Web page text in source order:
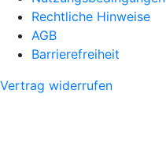
Rechtliche Hinweise
AGB
Barrierefreiheit
Vertrag widerrufen